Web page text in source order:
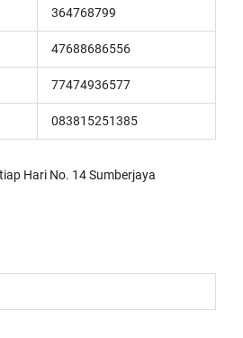
364768799
47688686556
77474936577
083815251385
Hari No. 14 Sumberjaya